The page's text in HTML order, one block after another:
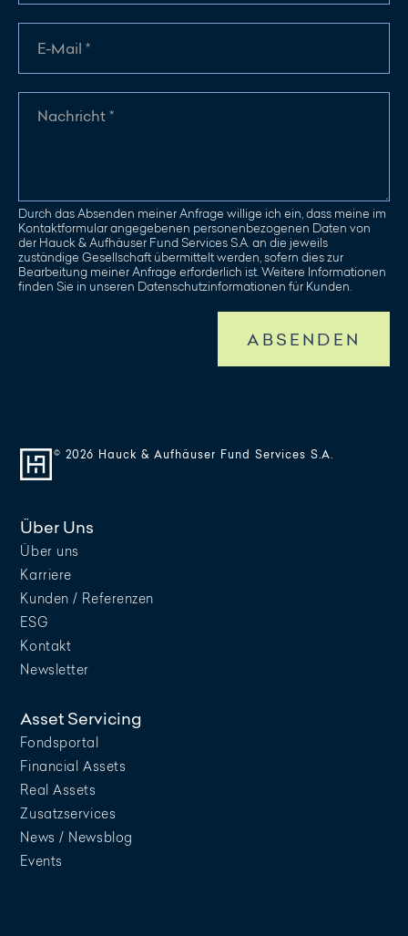
Durch das Absenden meiner Anfrage willige ich ein, dass meine im
Kontaktformular angegebenen personenbezogenen Daten von
der Hauck & Aufhäuser Fund Services S.A. an die jeweils
zuständige Gesellschaft übermittelt werden, sofern dies zur
Bearbeitung meiner Anfrage erforderlich ist. Weitere Informationen
finden Sie in unseren Datenschutzinformationen für Kunden.
ABSENDEN
© 2026 Hauck & Aufhäuser Fund Services S.A.
Über Uns
Über uns
Karriere
Kunden / Referenzen
ESG
Kontakt
Newsletter
Asset Servicing
Fondsportal
Financial Assets
Real Assets
Zusatzservices
News / Newsblog
Events